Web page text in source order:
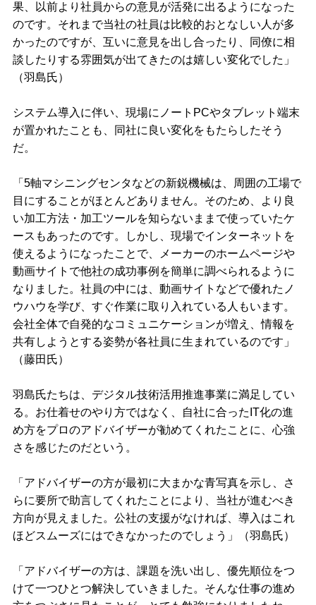
果、以前より社員からの意見が活発に出るようになった
のです。それまで当社の社員は比較的おとなしい人が多
かったのですが、互いに意見を出し合ったり、同僚に相
談したりする雰囲気が出てきたのは嬉しい変化でした」
（羽島氏）
システム導入に伴い、現場にノートPCやタブレット端末
が置かれたことも、同社に良い変化をもたらしたそう
だ。
「5軸マシニングセンタなどの新鋭機械は、周囲の工場で
目にすることがほとんどありません。そのため、より良
い加工方法・加工ツールを知らないままで使っていたケ
ースもあったのです。しかし、現場でインターネットを
使えるようになったことで、メーカーのホームページや
動画サイトで他社の成功事例を簡単に調べられるように
なりました。社員の中には、動画サイトなどで優れたノ
ウハウを学び、すぐ作業に取り入れている人もいます。
会社全体で自発的なコミュニケーションが増え、情報を
共有しようとする姿勢が各社員に生まれているのです」
（藤田氏）
羽島氏たちは、デジタル技術活用推進事業に満足してい
る。お仕着せのやり方ではなく、自社に合ったIT化の進
め方をプロのアドバイザーが勧めてくれたことに、心強
さを感じたのだという。
「アドバイザーの方が最初に大まかな青写真を示し、さ
らに要所で助言してくれたことにより、当社が進むべき
方向が見えました。公社の支援がなければ、導入はこれ
ほどスムーズにはできなかったのでしょう」（羽島氏）
「アドバイザーの方は、課題を洗い出し、優先順位をつ
けて一つひとつ解決していきました。そんな仕事の進め